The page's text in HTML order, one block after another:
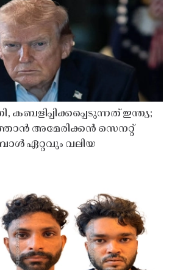
കബളിപ്പിക്കപ്പെടുന്നത് ഇന്ത്യ;
അമേരിക്കൻ സെനറ്റ്
ഏറ്റവും വലിയ